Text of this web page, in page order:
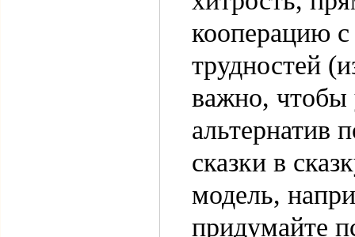
кооперацию
трудностей
важно,
альтернатив
сказки в
модель,
придумайте